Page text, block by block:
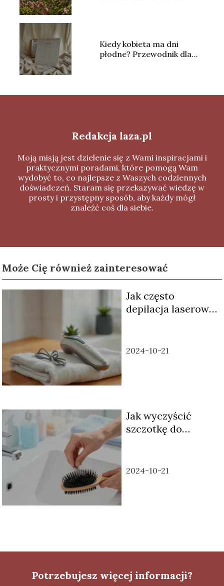
Kiedy kobieta ma dni
płodne? Przewodnik dla
Redakcja laza.pl
Moją misją jest dzielenie się z Wami inspiracjami i
praktycznymi poradami, które pomogą Wam
wydobyć to, co najlepsze z Waszych codziennych
doświadczeń. Staram się przekazywać wiedzę w
prosty i przystępny sposób, aby każdy mógł
znaleźć coś dla siebie.
Może Cię również zainteresować
Jak często
depilacja laserowa
2024-10-21
Jak wyczyścić
szczotkę do
domowe sposoby
2024-10-21
Potrzebujesz więcej informacji?